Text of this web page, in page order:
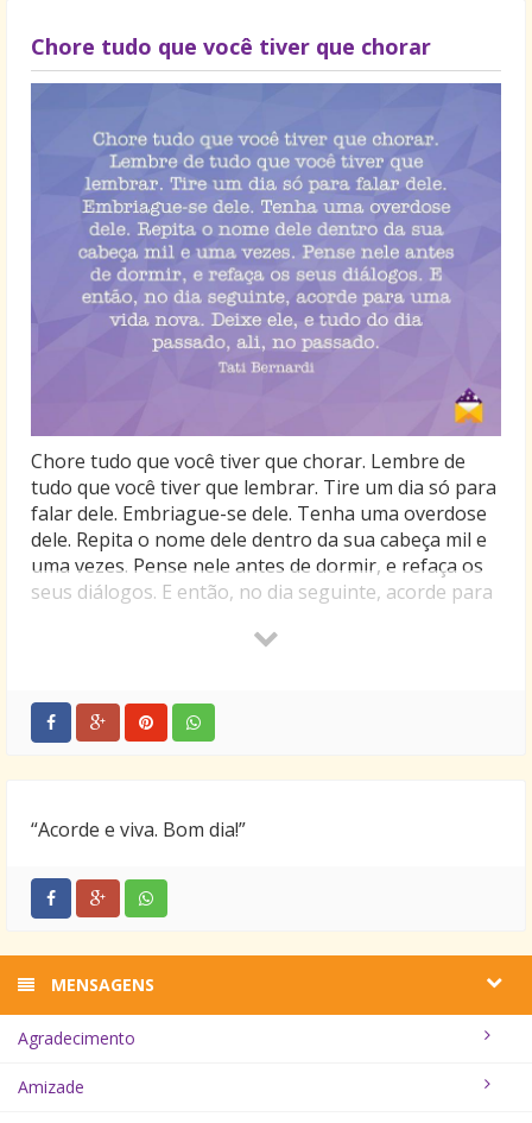
Chore tudo que você tiver que chorar
Chore tudo que você tiver que chorar. Lembre de
tudo que você tiver que lembrar. Tire um dia só para
falar dele. Embriague-se dele. Tenha uma overdose
dele. Repita o nome dele dentro da sua cabeça mil e
uma vezes. Pense nele antes de dormir, e refaça os
seus diálogos. E então, no dia seguinte, acorde para
“Acorde e viva. Bom dia!”
MENSAGENS
Agradecimento
Amizade